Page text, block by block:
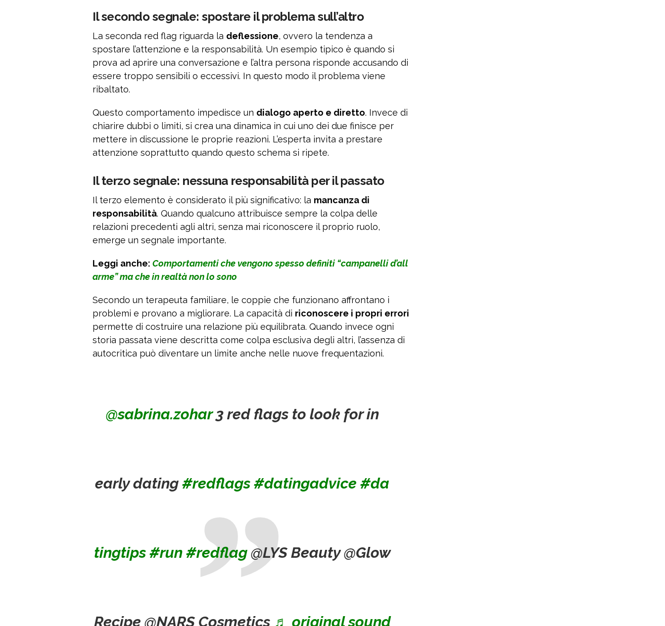
Il secondo segnale: spostare il problema sull’altro
La seconda red flag riguarda la deflessione, ovvero la tendenza a
spostare l’attenzione e la responsabilità. Un esempio tipico è quando si
prova ad aprire una conversazione e l’altra persona risponde accusando di
essere troppo sensibili o eccessivi. In questo modo il problema viene
ribaltato.
Questo comportamento impedisce un dialogo aperto e diretto. Invece di
chiarire dubbi o limiti, si crea una dinamica in cui uno dei due finisce per
mettere in discussione le proprie reazioni. L’esperta invita a prestare
attenzione soprattutto quando questo schema si ripete.
Il terzo segnale: nessuna responsabilità per il passato
Il terzo elemento è considerato il più significativo: la mancanza di
responsabilità. Quando qualcuno attribuisce sempre la colpa delle
relazioni precedenti agli altri, senza mai riconoscere il proprio ruolo,
emerge un segnale importante.
Leggi anche: Comportamenti che vengono spesso definiti “campanelli d’all
arme” ma che in realtà non lo sono
Secondo un terapeuta familiare, le coppie che funzionano affrontano i
problemi e provano a migliorare. La capacità di riconoscere i propri errori
permette di costruire una relazione più equilibrata. Quando invece ogni
storia passata viene descritta come colpa esclusiva degli altri, l’assenza di
autocritica può diventare un limite anche nelle nuove frequentazioni.
@sabrina.zohar3 red flags to look for in
early dating #redflags #datingadvice #da
tingtips #run #redflag@LYS Beauty @Glow
Recipe @NARS Cosmetics ♬ original sound